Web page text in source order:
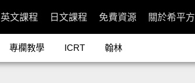
英文課程 日文課程 免費資源 關於希平方
專欄教學 ICRT 翰林